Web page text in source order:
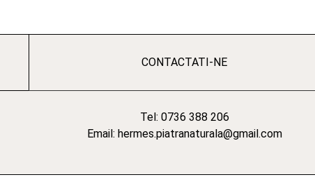
CONTACTATI-NE
Tel: 0736 388 206
Email: hermes.piatranaturala@gmail.com